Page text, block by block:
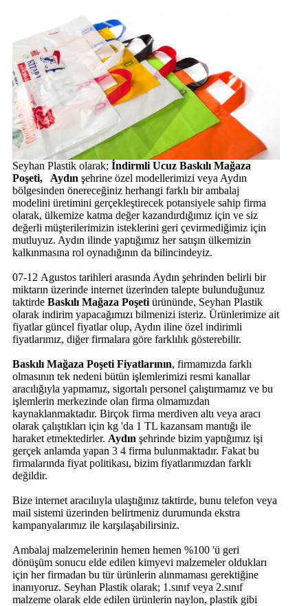
Seyhan Plastik olarak; İndirmli Ucuz Baskılı Mağaza
Poşeti, Aydın şehrine özel modellerimizi veya Aydın
bölgesinden önereceğiniz herhangi farklı bir ambalaj
modelini üretimini gerçekleştirecek potansiyele sahip firma
olarak, ülkemize katma değer kazandırdığımız için ve siz
değerli müşterilerimizin isteklerini geri çevirmediğimiz için
mutluyuz. Aydın ilinde yaptığımız her satışın ülkemizin
kalkınmasına rol oynadığının da bilincindeyiz.
07-12 Agustos tarihleri arasında Aydın şehrinden belirli bir
miktarın üzerinde internet üzerinden talepte bulunduğunuz
taktirde Baskılı Mağaza Poşeti ürününde, Seyhan Plastik
olarak indirim yapacağımızı bilmenizi isteriz. Ürünlerimize ait
fiyatlar güncel fiyatlar olup, Aydın iline özel indirimli
fiyatlarımız, diğer firmalara göre farklılık gösterebilir.
Baskılı Mağaza Poşeti Fiyatlarının, firmamızda farklı
olmasının tek nedeni bütün işlemlerimizi resmi kanallar
aracılığıyla yapmamız, sigortalı personel çalıştırmamız ve bu
işlemlerin merkezinde olan firma olmamızdan
kaynaklanmaktadır. Birçok firma merdiven altı veya aracı
olarak çalıştıkları için kg 'da 1 TL kazansam mantığı ile
haraket etmektedirler. Aydın şehrinde bizim yaptığımız işi
gerçek anlamda yapan 3 4 firma bulunmaktadır. Fakat bu
firmalarında fiyat politikası, bizim fiyatlarımızdan farklı
değildir.
Bize internet aracılııyla ulaştığınız taktirde, bunu telefon veya
mail sistemi üzerinden belirtmeniz durumunda ekstra
kampanyalarımız ile karşılaşabilirsiniz.
Ambalaj malzemelerinin hemen hemen %100 'ü geri
dönüşüm sonucu elde edilen kimyevi malzemeler oldukları
için her firmadan bu tür ürünlerin alınmaması gerektiğine
inanıyoruz. Seyhan Plastik olarak; 1.sınıf veya 2.sınıf
malzeme olarak elde edilen ürünlerin naylon, plastik gibi